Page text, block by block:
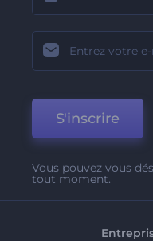
S'inscrire
Vous pouvez vous
tout moment.